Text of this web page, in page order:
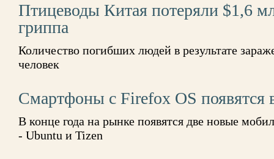
Птицеводы Китая потеряли $1,6
гриппа
Количество погибших людей в результате
человек
Смартфоны с Firefox OS появятся
В конце года на рынке появятся две новые
- Ubuntu и Tizen